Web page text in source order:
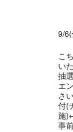
9/
こ
い
抽
エ
さ
付(
施
事